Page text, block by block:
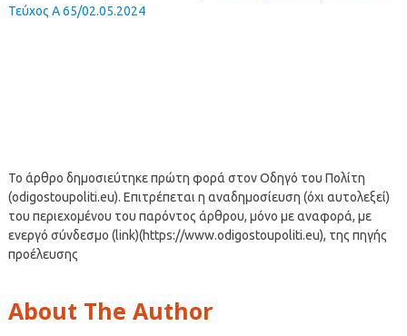
Τεύχος Α 65/02.05.2024
Το άρθρο δημοσιεύτηκε πρώτη φορά στον Οδηγό του Πολίτη
(odigostoupoliti.eu). Επιτρέπεται η αναδημοσίευση (όχι αυτολεξεί)
του περιεχομένου του παρόντος άρθρου, μόνο με αναφορά, με
ενεργό σύνδεσμο (link)(https://www.odigostoupoliti.eu), της πηγής
προέλευσης
About The Author